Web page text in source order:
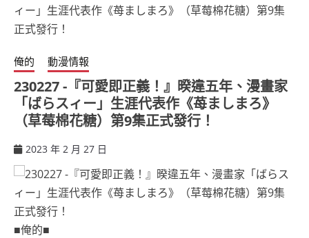
俺的 動漫情報
230227 -『可愛即正義！』暌違五年、漫畫家
「ばらスィー」生涯代表作《苺ましまろ》
（草莓棉花糖）第9集正式發行！
2023 年 2 月 27 日
■俺的■